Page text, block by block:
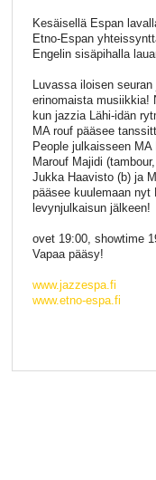
Kesäisellä Espan
Etno-Espan
Engelin sisäpihalla
Luvassa iloisen
erinomaista musiikkia!
kun jazzia Lähi-idän
MA rouf pääsee
People julkaisseen
Marouf Majidi
Jukka Haavisto (b) ja
pääsee kuulemaan
levynjulkaisun jälkeen!
ovet 19:00, showtime
Vapaa pääsy!
www.jazzespa.fi
www.etno-espa.fi